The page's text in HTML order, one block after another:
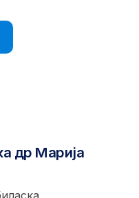
др Марија